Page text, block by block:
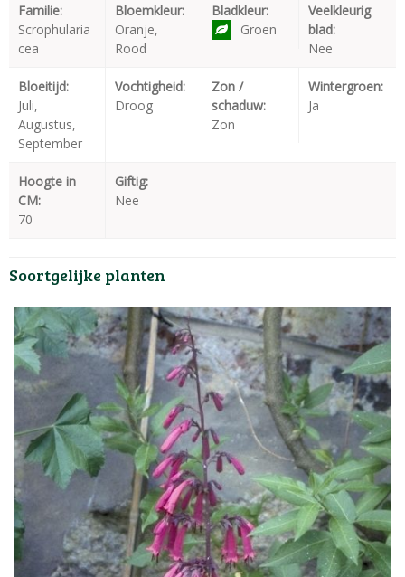
Familie:
Scrophularia
cea
Bloemkleur:
Oranje,
Rood
Bladkleur:
Groen
Veelkleurig
blad:
Nee
Bloeitijd:
Juli,
Augustus,
September
Vochtigheid:
Droog
Zon /
schaduw:
Zon
Wintergroen:
Ja
Hoogte in
CM:
70
Giftig:
Nee
Soortgelijke planten